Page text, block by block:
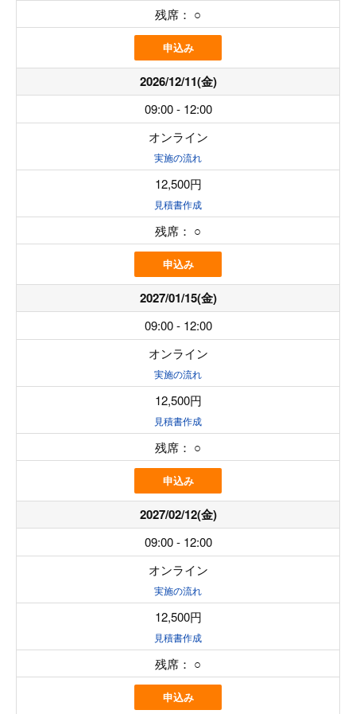
残席： ○
申込み
2026/12/11(金)
09:00 - 12:00
オンライン
実施の流れ
12,500円
見積書作成
残席： ○
申込み
2027/01/15(金)
09:00 - 12:00
オンライン
実施の流れ
12,500円
見積書作成
残席： ○
申込み
2027/02/12(金)
09:00 - 12:00
オンライン
実施の流れ
12,500円
見積書作成
残席： ○
申込み